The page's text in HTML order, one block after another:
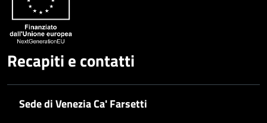
Recapiti e contatti
Sede di Venezia Ca' Farsetti